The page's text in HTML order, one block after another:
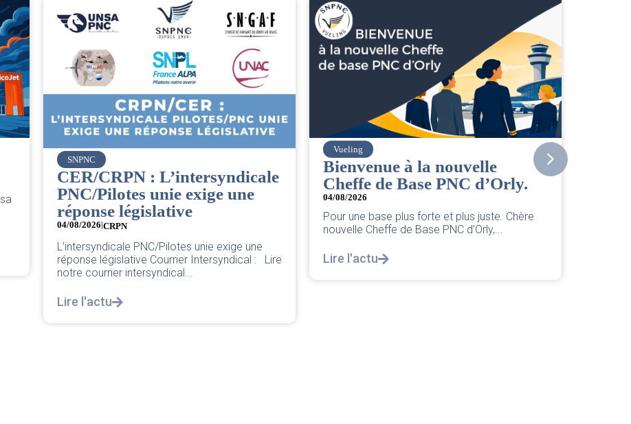
CER/CRPN : L’intersyndicale
PNC/Pilotes unie exige une
réponse législative
CRPN
L’intersyndicale PNC/Pilotes unie exige une
réponse législative Courrier Intersyndical : Lire
notre courrier intersyndical...
Vueling
Bienvenue à la nouvelle
Cheffe de Base PNC d’Orly.
Pour une base plus forte et plus juste. Chère
nouvelle Cheffe de Base PNC d’Orly,...
Lire l'actu
Amelia
Actualité
03/08/2026
Amélia pour juillet